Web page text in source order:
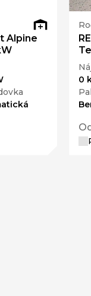
Alpine
0